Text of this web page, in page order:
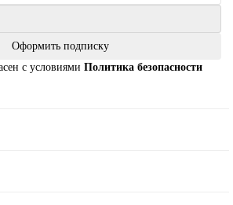
Оформить подписку
с условиями Политика безопасности